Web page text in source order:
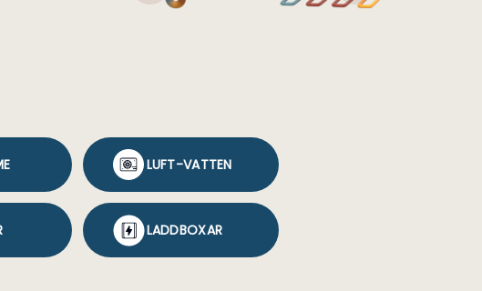
LUFT-VATTEN
LADDBOXAR